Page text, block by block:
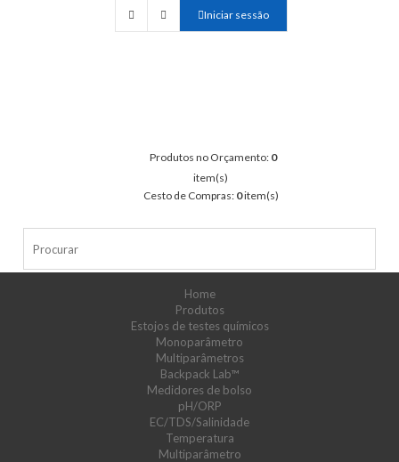
Iniciar sessão
Produtos no Orçamento: 0
item(s)
Cesto de Compras: 0item(s)
Home
Produtos
Estojos de testes químicos
Monoparâmetro
Multiparâmetros
Backpack Lab™
Medidores de bolso
pH/ORP
EC/TDS/Salinidade
Temperatura
Multiparâmetro